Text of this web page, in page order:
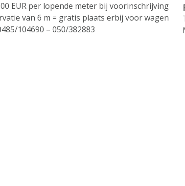
EUR per lopende meter bij voorinschrijving
van 6 m = gratis plaats erbij voor wagen
104690 – 050/382883